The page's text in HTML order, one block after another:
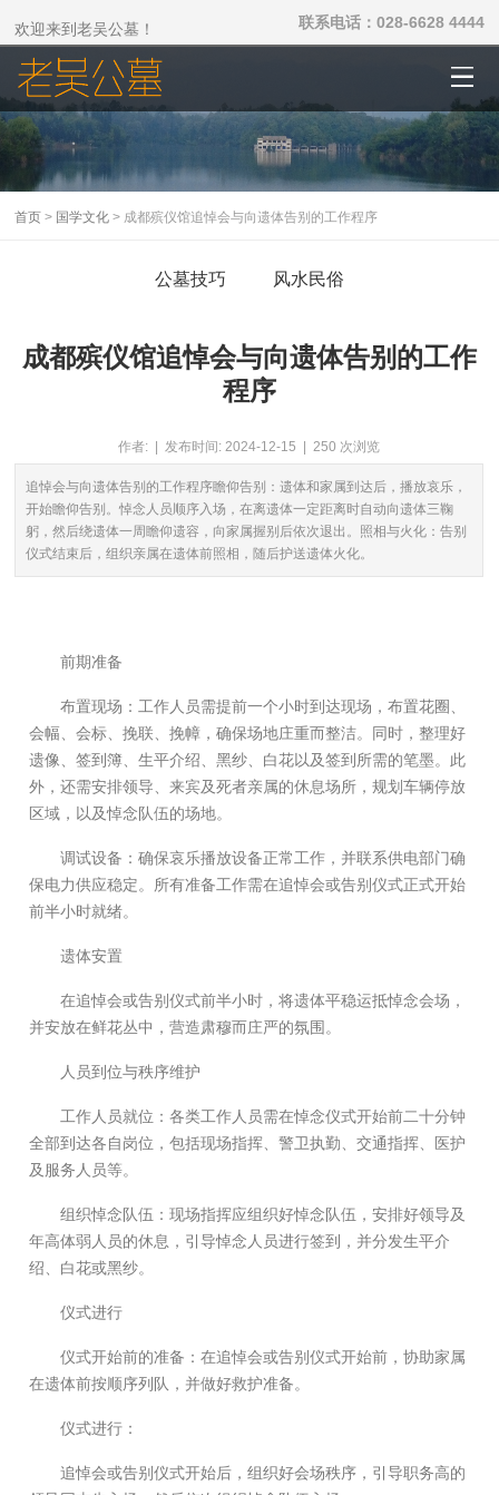
欢迎来到老吴公墓！ 联系电话：028-6628 4444
首页 > 国学文化 > 成都殡仪馆追悼会与向遗体告别的工作程序
公墓技巧 风水民俗
成都殡仪馆追悼会与向遗体告别的工作
程序
作者: | 发布时间: 2024-12-15 | 250 次浏览
追悼会与向遗体告别的工作程序瞻仰告别：遗体和家属到达后，播放哀乐，
开始瞻仰告别。悼念人员顺序入场，在离遗体一定距离时自动向遗体三鞠
躬，然后绕遗体一周瞻仰遗容，向家属握别后依次退出。照相与火化：告别
仪式结束后，组织亲属在遗体前照相，随后护送遗体火化。
前期准备
布置现场：工作人员需提前一个小时到达现场，布置花圈、
会幅、会标、挽联、挽幛，确保场地庄重而整洁。同时，整理好
遗像、签到簿、生平介绍、黑纱、白花以及签到所需的笔墨。此
外，还需安排领导、来宾及死者亲属的休息场所，规划车辆停放
区域，以及悼念队伍的场地。
调试设备：确保哀乐播放设备正常工作，并联系供电部门确
保电力供应稳定。所有准备工作需在追悼会或告别仪式正式开始
前半小时就绪。
遗体安置
在追悼会或告别仪式前半小时，将遗体平稳运抵悼念会场，
并安放在鲜花丛中，营造肃穆而庄严的氛围。
人员到位与秩序维护
工作人员就位：各类工作人员需在悼念仪式开始前二十分钟
全部到达各自岗位，包括现场指挥、警卫执勤、交通指挥、医护
及服务人员等。
组织悼念队伍：现场指挥应组织好悼念队伍，安排好领导及
年高体弱人员的休息，引导悼念人员进行签到，并分发生平介
绍、白花或黑纱。
仪式进行
仪式开始前的准备：在追悼会或告别仪式开始前，协助家属
在遗体前按顺序列队，并做好救护准备。
仪式进行：
追悼会或告别仪式开始后，组织好会场秩序，引导职务高的